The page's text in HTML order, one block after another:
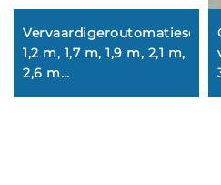
Vervaardigeroutomatiese
1,2 m, 1,7 m, 1,9 m, 2,1 m,
2,6 m
rolhittepersmasjien met